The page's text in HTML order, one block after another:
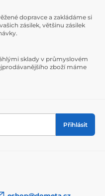
dopravce a zakládáme si
zásilek, většinu zásilek
sklady v průmyslovém
zboží máme
Přihlásit